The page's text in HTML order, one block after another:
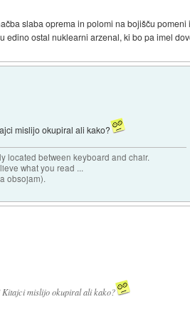
slaba oprema in polomi na bojišču
edino ostal nuklearni arzenal, ki bo pa imel
mislijo okupiral ali kako?
located between keyboard and chair.
what you read ...
obsojam).
mislijo okupiral ali kako?